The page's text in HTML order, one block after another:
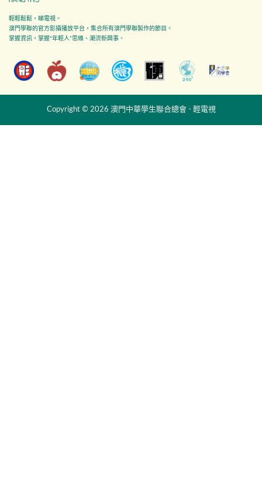
輕輕鬆鬆，睇電視。
澳門學聯的官方影攝播放平台，集合所有澳門學聯製作的節目。
掌握資訊，掌握"年輕人”思維、潮流新興事。
Copyright © 2026 澳門中華學生聯合總會 - 輕電視